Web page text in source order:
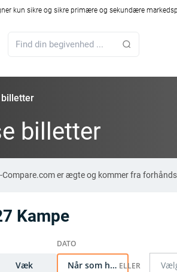
kun sikre og sikre primære og sekundære
billetter
billetter
Compare.com er ægte og kommer fra
Kampe
Væk Når som helst